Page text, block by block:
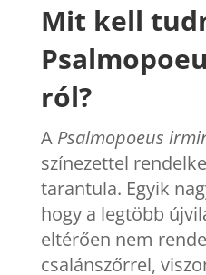
Mit kell
ról?
A Psalmopoeus
színezettel
tarantula. Egyik
hogy a legtöbb
eltérően nem
csalánszőrrel,